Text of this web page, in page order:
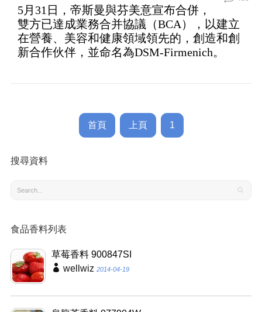
5月31日，帝斯曼與芬美意宣布合併，
雙方已達成業務合并協議（BCA），以建立
在營養、美容和健康領域領先的，創造和創
新合作伙伴，並命名為DSM-Firmenich。
首頁 上頁 1
搜尋資料
食品香料列表
草莓香料 900847SI
wellwiz 2014-04-19